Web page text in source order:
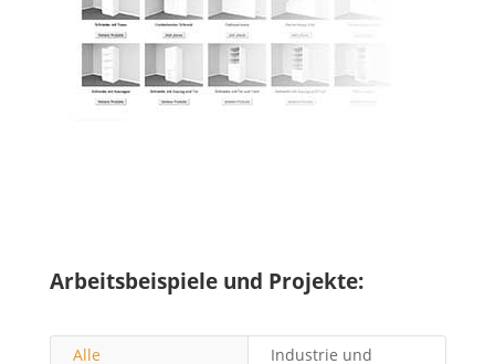
Arbeitsbeispiele und Projekte:
Alle Industrie und